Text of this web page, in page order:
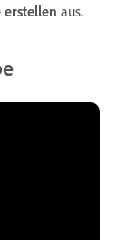
erstellen aus.